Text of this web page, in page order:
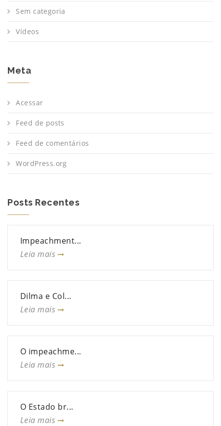
Sem categoria
Vídeos
Meta
Acessar
Feed de posts
Feed de comentários
WordPress.org
Posts Recentes
Impeachment...
Leia mais
Dilma e Col...
Leia mais
O impeachme...
Leia mais
O Estado br...
Leia mais